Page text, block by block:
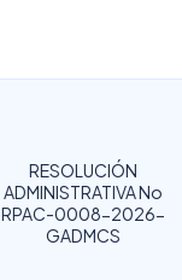
RESOLUCIÓN
ADMINISTRATIVA No
RPAC-0008-2026-
GADMCS